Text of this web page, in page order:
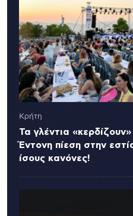
Κρήτη
Τα γλέντια
Έντονη πίεση στην
ίσους κανόνες!